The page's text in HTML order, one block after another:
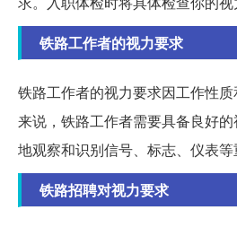
铁路工作者的视力要求
铁路工作者的视力要求因工作性
来说，铁路工作者需要具备良好
地观察和识别信号、标志、仪表等
铁路招聘对视力要求